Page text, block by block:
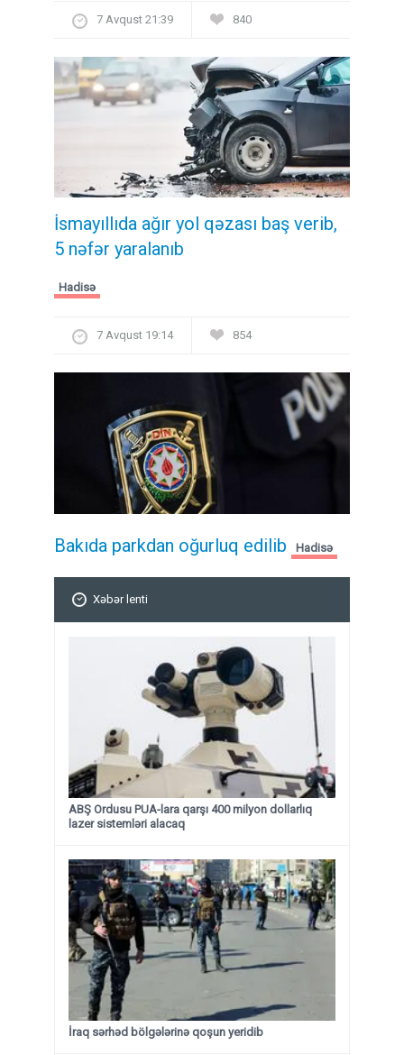
7 Avqust 21:39 840
İsmayıllıda ağır yol qəzası baş verib,
5 nəfər yaralanıb
Hadisə
7 Avqust 19:14 854
Bakıda parkdan oğurluq edilib Hadisə
Xəbər lenti
ABŞ Ordusu PUA-lara qarşı 400 milyon dollarlıq
lazer sistemləri alacaq
İraq sərhəd bölgələrinə qoşun yeridib